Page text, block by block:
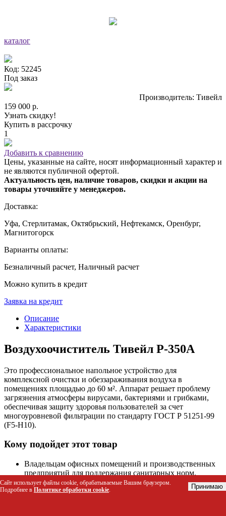
каталог
Код: 52245
Под заказ
Производитель: Тивейл
159 000 р.
Узнать скидку!
Купить в рассрочку
1
Добавить к сравнению
Цены, указанные на сайте, носят информационный характер и
не являются публичной офертой.
Актуальность цен, наличие товаров, скидки и акции на
товары уточняйте у менеджеров.
Доставка:
Уфа, Стерлитамак, Октябрьский, Нефтекамск, Оренбург,
Магнитогорск
Варианты оплаты:
Безналичный расчет, Наличный расчет
Можно купить в кредит
Заявка на кредит
Описание
Характеристики
Воздухоочиститель Тивейл Р-350А
Это профессиональное напольное устройство для
комплексной очистки и обеззараживания воздуха в
помещениях площадью до 60 м². Аппарат решает проблему
загрязнения атмосферы вирусами, бактериями и грибками,
обеспечивая защиту здоровья пользователей за счет
многоуровневой фильтрации по стандарту ГОСТ Р 51251-99
(F5-H10).
Кому подойдет этот товар
Владельцам офисных помещений и производственных
предприятий для поддержания санитарных норм.
Руководителям медицинских учреждений, клиник и
больниц для обеззараживания воздуха в кабинетах и
Сайт использует файлы cookie, обрабатываемые Вашим браузером.
Подробнее в Политике обработки cookie. Принимаю